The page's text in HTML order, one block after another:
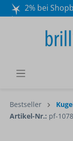
2% bei
Wir beraten
Bestseller
Artikel-Nr.: pf-